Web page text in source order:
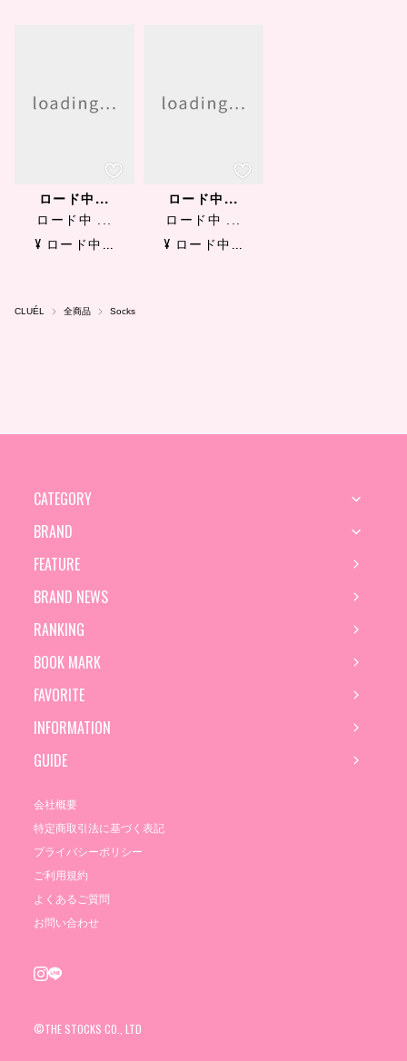
ロード中...
ロード中 ...
¥ ロード中...
ロード中...
ロード中 ...
¥ ロード中...
CLUÉL 全商品 Socks
CATEGORY
BRAND
FEATURE
BRAND NEWS
RANKING
BOOK MARK
FAVORITE
INFORMATION
GUIDE
会社概要
特定商取引法に基づく表記
プライバシーポリシー
ご利用規約
よくあるご質問
お問い合わせ
©THE STOCKS CO., LTD